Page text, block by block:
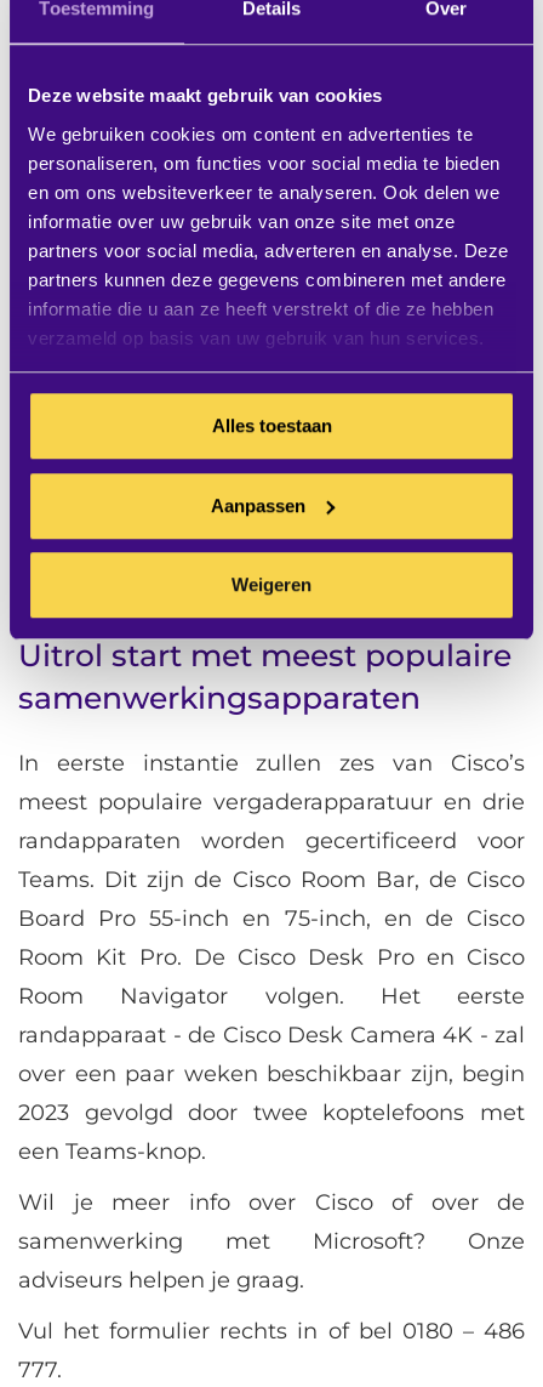
Toestemming Details Over
Deze website maakt gebruik van cookies
We gebruiken cookies om content en advertenties te
personaliseren, om functies voor social media te bieden
en om ons websiteverkeer te analyseren. Ook delen we
informatie over uw gebruik van onze site met onze
partners voor social media, adverteren en analyse. Deze
partners kunnen deze gegevens combineren met andere
informatie die u aan ze heeft verstrekt of die ze hebben
verzameld op basis van uw gebruik van hun services.
Alles toestaan
Aanpassen
Weigeren
Kies zelf hoe je wilt
communiceren
Het partnerschap tussen Cisco en Microsoft
geeft jou als gebruiker meer keuzes in hoe je
wilt communiceren met je teamgenoten,
partners en klanten. Naast Microsoft Teams
blijft Cisco zijn eigen oplossing voor
videoconferenties, Webex, aanbieden via
Cisco Room & Desk apparaten. Teams zal op
meer apparaten beschikbaar zijn, terwijl Cisco
voor het eerst partner wordt in het Certified
for Microsoft Teams-programma.
Uitrol start met meest populaire
samenwerkingsapparaten
In eerste instantie zullen zes van Cisco’s
meest populaire vergaderapparatuur en drie
randapparaten worden gecertificeerd voor
Teams. Dit zijn de Cisco Room Bar, de Cisco
Board Pro 55-inch en 75-inch, en de Cisco
Room Kit Pro. De Cisco Desk Pro en Cisco
Room Navigator volgen. Het eerste
randapparaat - de Cisco Desk Camera 4K - zal
over een paar weken beschikbaar zijn, begin
2023 gevolgd door twee koptelefoons met
een Teams-knop.
Wil je meer info over Cisco of over de
samenwerking met Microsoft? Onze
adviseurs helpen je graag.
Vul het formulier rechts in of bel 0180 – 486
777.